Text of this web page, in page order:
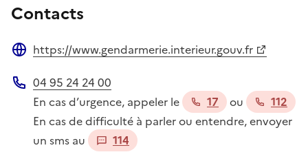
Contacts
https://www.gendarmerie.interieur.gouv.fr
Téléphone
04 95 24 24 00
En cas d’urgence, appeler le
17 ou
112
En cas de difficulté à parler ou entendre, envoyer
un sms au
114